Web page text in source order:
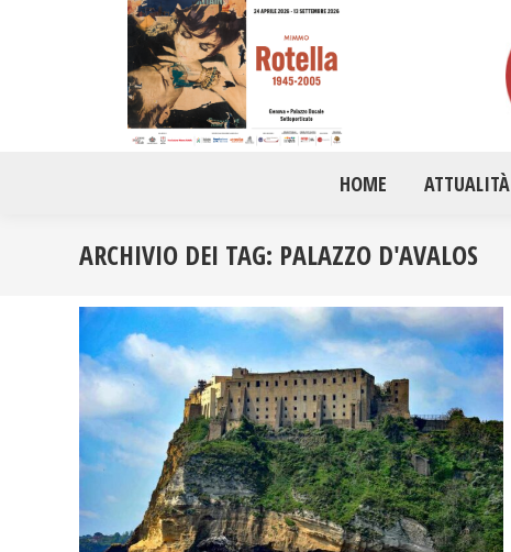
HOME ATTUALITÀ
ARCHIVIO DEI TAG: PALAZZO D'AVALOS